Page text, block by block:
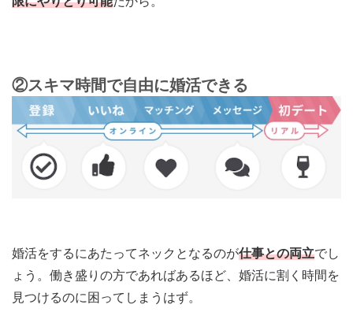
②スキマ時間で自由に婚活できる
婚活をするにあたってネックとなるのが仕事との両立でし
ょう。働き盛りの方であればあるほど、婚活に割く時間を
見つけるのに困ってしまうはず。